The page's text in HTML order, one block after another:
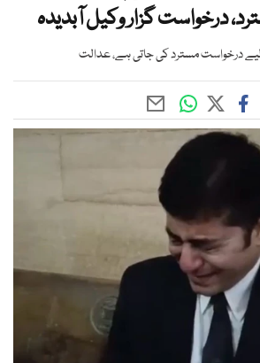
درخواست گزار وکیل آبدیدہ
لیے درخواست مسترد کی جاتی ہے، عدالت